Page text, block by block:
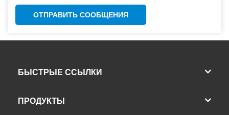
ОТПРАВИТЬ СООБЩЕНИЯ
БЫСТРЫЕ ССЫЛКИ
ПРОДУКТЫ